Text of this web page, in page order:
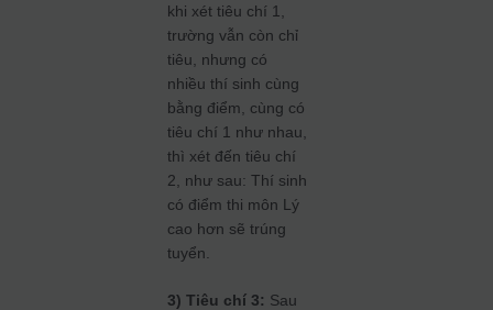
khi xét tiêu chí 1,
trường vẫn còn chỉ
tiêu, nhưng có
nhiều thí sinh cùng
bằng điểm, cùng có
tiêu chí 1 như nhau,
thì xét đến tiêu chí
2, như sau: Thí sinh
có điểm thi môn Lý
cao hơn sẽ trúng
tuyển.
3) Tiêu chí 3: Sau